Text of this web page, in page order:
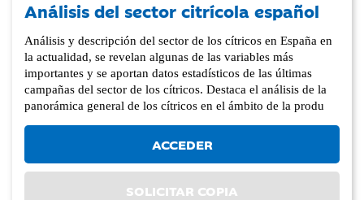
Análisis del sector citrícola español
Análisis y descripción del sector de los cítricos en España en
la actualidad, se revelan algunas de las variables más
importantes y se aportan datos estadísticos de las últimas
campañas del sector de los cítricos. Destaca el análisis de la
panorámica general de los cítricos en el ámbito de la produ
ACCEDER
SOLICITAR COPIA